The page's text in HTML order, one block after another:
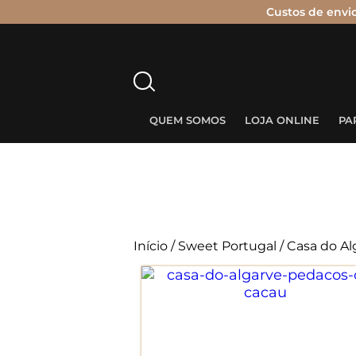
Custos de
Pesquisar
por:
QUEM SOMOS LOJA ONLINE
Início / Sweet Portugal / Casa do